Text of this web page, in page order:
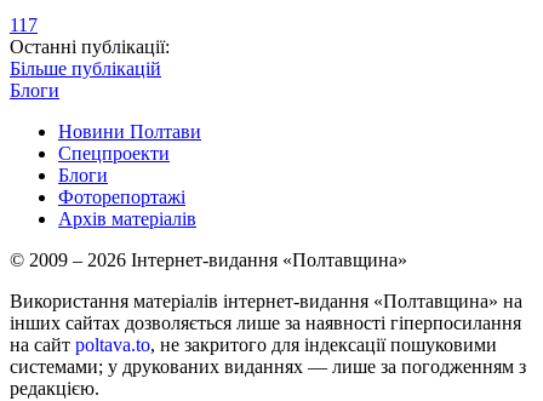
117
Останні публікації:
Більше публікацій
Блоги
Новини Полтави
Спецпроекти
Блоги
Фоторепортажі
Архів матеріалів
© 2009 – 2026 Інтернет-видання «Полтавщина»
Використання матеріалів інтернет-видання «Полтавщина» на
інших сайтах дозволяється лише за наявності гіперпосилання
на сайт poltava.to, не закритого для індексації пошуковими
системами; у друкованих виданнях — лише за погодженням з
редакцією.